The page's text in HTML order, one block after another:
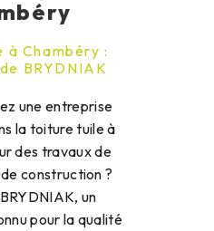
à Chambéry :
BRYDNIAK
une entreprise
la toiture tuile à
des travaux de
construction ?
un
pour la qualité